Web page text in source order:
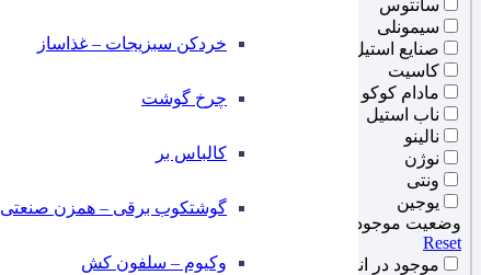
خردکن سبزیجات – غذاساز
چرخ گوشت
کالباس بر
گوشتکوب برقی – همزن صنعتی
وکیوم – سلفون کش
سانتوس
سیمونلی
صنایع استیل
کاسیت
مادام کوکو
ناب استیل
نالینو
نوژن
ونتی
یوجین
وضعیت موجودی انبار
Reset
موجود در انبار